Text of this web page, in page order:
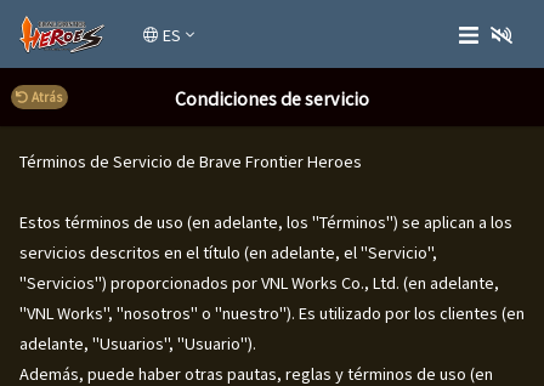
ES
Atrás Condiciones de servicio
Condiciones de servicio
Términos de Servicio de Brave Frontier Heroes
Estos términos de uso (en adelante, los "Términos") se aplican a los
servicios descritos en el título (en adelante, el "Servicio",
"Servicios") proporcionados por VNL Works Co., Ltd. (en adelante,
"VNL Works", "nosotros" o "nuestro"). Es utilizado por los clientes (en
adelante, "Usuarios", "Usuario").
Además, puede haber otras pautas, reglas y términos de uso (en